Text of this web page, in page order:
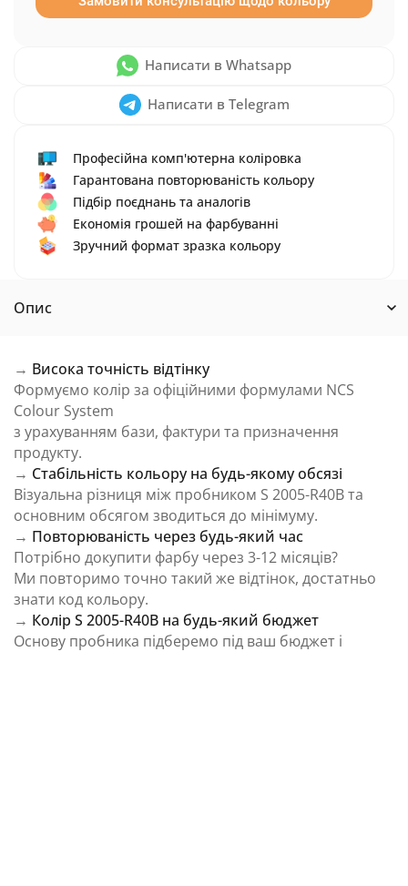
Написати в Whatsapp
Написати в Telegram
Професійна комп'ютерна коліровка
Гарантована повторюваність кольору
Підбір поєднань та аналогів
Економія грошей на фарбуванні
Зручний формат зразка кольору
Опис
→ Висока точність відтінку
Формуємо колір за офіційними формулами NCS
Colour System
з урахуванням бази, фактури та призначення
продукту.
→ Стабільність кольору на будь-якому обсязі
Візуальна різниця між пробником S 2005-R40B та
основним обсягом зводиться до мінімуму.
→ Повторюваність через будь-який час
Потрібно докупити фарбу через 3-12 місяців?
Ми повторимо точно такий же відтінок, достатньо
знати код кольору.
→ Колір S 2005-R40B на будь-який бюджет
Основу пробника підберемо під ваш бюджет і